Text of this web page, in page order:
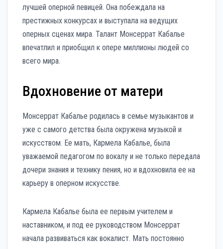
лучшей оперной певицей. Она побеждала на
престижных конкурсах и выступала на ведущих
оперных сценах мира. Талант Монсеррат Кабалье
впечатлил и приобщил к опере миллионы людей со
всего мира.
Вдохновение от матери
Монсеррат Кабалье родилась в семье музыкантов и
уже с самого детства была окружена музыкой и
искусством. Ее мать, Кармела Кабалье, была
уважаемой педагогом по вокалу и не только передала
дочери знания и технику пения, но и вдохновила ее на
карьеру в оперном искусстве.
Кармела Кабалье была ее первым учителем и
наставником, и под ее руководством Монсеррат
начала развиваться как вокалист. Мать постоянно